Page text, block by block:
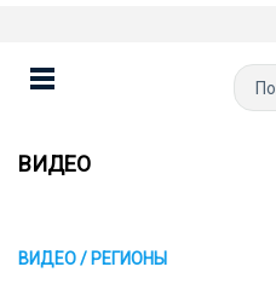
ВИДЕО
ВИДЕО / РЕГИОНЫ